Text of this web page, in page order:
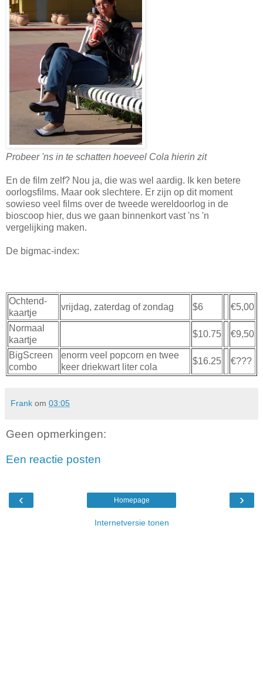
Probeer 'ns in te schatten hoeveel Cola hierin zit
En de film zelf? Nou ja, die was wel aardig. Ik ken betere
oorlogsfilms. Maar ook slechtere. Er zijn op dit moment
sowieso veel films over de tweede wereldoorlog in de
bioscoop hier, dus we gaan binnenkort vast 'ns 'n
vergelijking maken.
De bigmac-index:
Ochtend-
kaartje
vrijdag, zaterdag of zondag $6 €5,00
Normaal
kaartje
$10.75 €9,50
BigScreen
combo
enorm veel popcorn en twee
keer driekwart liter cola
$16.25 €???
Frank om 03:05
Geen opmerkingen:
Een reactie posten
‹ ›
Homepage
Internetversie tonen